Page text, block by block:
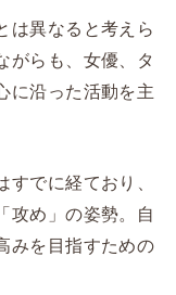
は異なると考えら
がらも、女優、タ
に沿った活動を主
でに経ており、
攻め」の姿勢。自
みを目指すための